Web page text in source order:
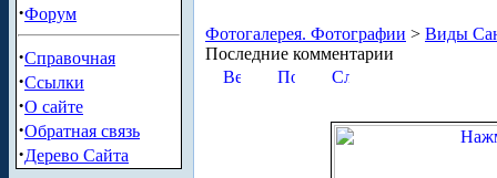
·Форум
·Справочная
·Ссылки
·О сайте
·Обратная связь
·Дерево Сайта
Фотогалерея. Фотографии > Виды
Последние комментарии